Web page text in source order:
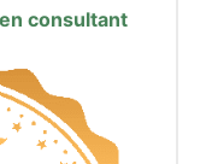
consultant